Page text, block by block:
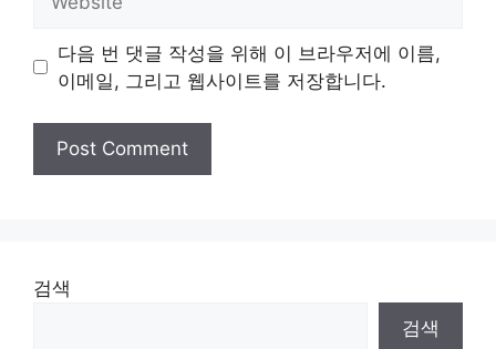
다음 번 댓글 작성을 위해 이 브라우저에 이름,
이메일, 그리고 웹사이트를 저장합니다.
검색
검색